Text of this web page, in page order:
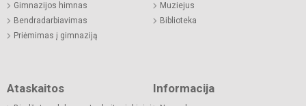
Gimnazijos himnas
Bendradarbiavimas
Priėmimas į gimnaziją
Muziejus
Biblioteka
Ataskaitos Informacija